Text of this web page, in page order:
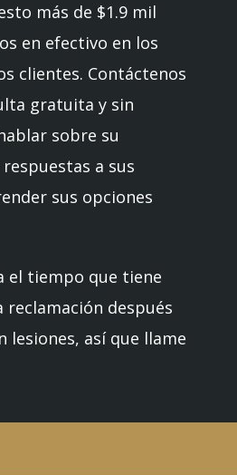
más de $1.9 mil
en efectivo en los
clientes. Contáctenos
gratuita y sin
sobre su
a sus
sus opciones
el tiempo que tiene
después
lesiones, así que llame